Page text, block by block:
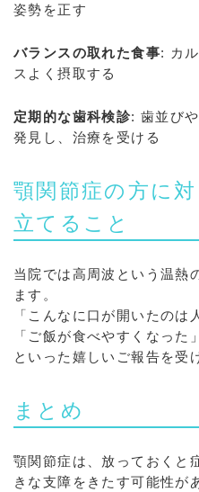
姿勢を正す
バランスの取れた食事: カ
スよく摂取する
定期的な歯科検診: 歯並び
発見し、治療を受ける
顎関節症の方に
立てること
当院では高周波という温熱
ます。
「こんなに口が開いたのは
「ご飯が食べやすくなった」
といった嬉しいご報告を受
まとめ
顎関節症は、放っておくと
きな支障をきたす可能性が